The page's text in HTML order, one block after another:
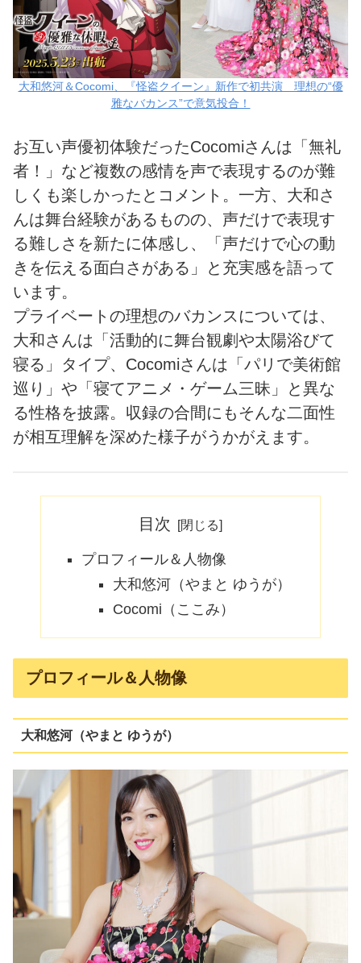
大和悠河＆Cocomi、『怪盗クイーン』新作で初共演 理想の“優
雅なバカンス”で意気投合！
お互い声優初体験だったCocomiさんは「無礼
者！」など複数の感情を声で表現するのが難
しくも楽しかったとコメント。一方、大和さ
んは舞台経験があるものの、声だけで表現す
る難しさを新たに体感し、「声だけで心の動
きを伝える面白さがある」と充実感を語って
います。
プライベートの理想のバカンスについては、
大和さんは「活動的に舞台観劇や太陽浴びて
寝る」タイプ、Cocomiさんは「パリで美術館
巡り」や「寝てアニメ・ゲーム三昧」と異な
る性格を披露。収録の合間にもそんな二面性
が相互理解を深めた様子がうかがえます。
目次
プロフィール＆人物像
大和悠河（やまと ゆうが）
Cocomi（ここみ）
プロフィール＆人物像
大和悠河（やまと ゆうが）